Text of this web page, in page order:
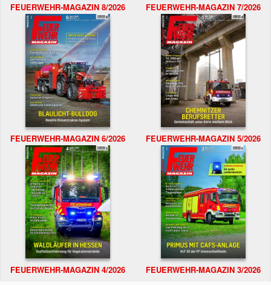
FEUERWEHR-MAGAZIN 8/2026 FEUERWEHR-MAGAZIN 7/2026
FEUERWEHR-MAGAZIN 6/2026 FEUERWEHR-MAGAZIN 5/2026
FEUERWEHR-MAGAZIN 4/2026 FEUERWEHR-MAGAZIN 3/2026